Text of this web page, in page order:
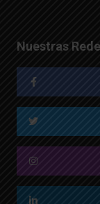
Nuestras